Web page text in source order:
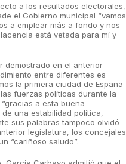
a los resultados electorales,
el Gobierno municipal “vamos
a emplear más a fondo y nos
está vetada para mí y
demostrado en el anterior
entre diferentes es
la primera ciudad de España
fuerzas políticas durante la
a esta buena
una estabilidad política,
sus palabras tampoco olvidó
legislatura, los concejales
“cariñoso saludo”.